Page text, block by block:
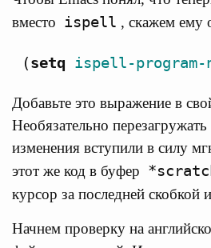
вместо ispell , скажем ему
(setq ispell-program-
Добавьте это выражение в
Необязательно
изменения вступили в силу
этот же код в буфер
курсор за последней скобкой
Начнем проверку на